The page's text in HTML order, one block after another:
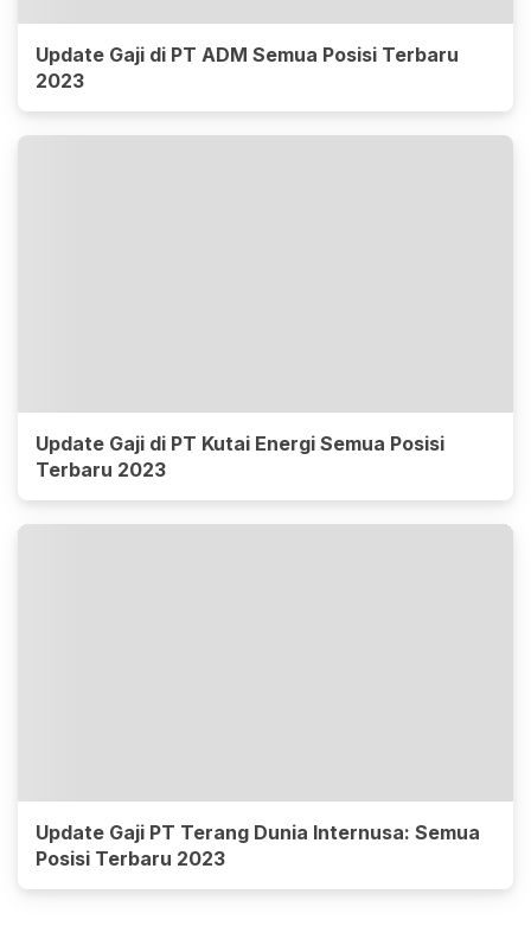
Update Gaji di PT ADM Semua Posisi Terbaru
2023
Update Gaji di PT Kutai Energi Semua Posisi
Terbaru 2023
Update Gaji PT Terang Dunia Internusa: Semua
Posisi Terbaru 2023